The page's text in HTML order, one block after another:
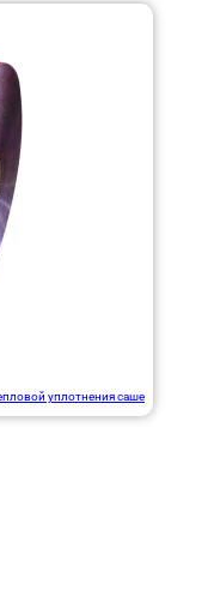
уплотнения саше